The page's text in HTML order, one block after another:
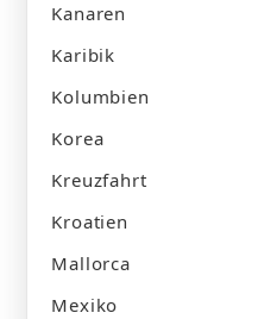
Kanaren
Karibik
Kolumbien
Korea
Kreuzfahrt
Kroatien
Mallorca
Mexiko